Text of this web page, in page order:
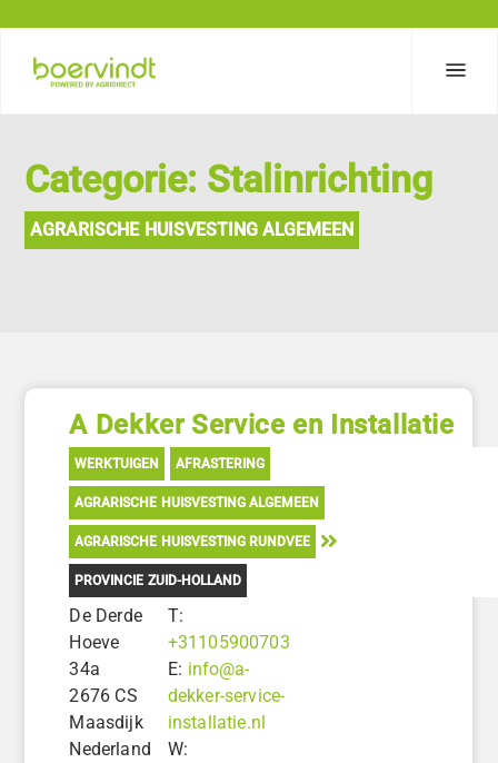
Categorie: Stalinrichting
AGRARISCHE HUISVESTING ALGEMEEN
A Dekker Service en Installatie
WERKTUIGEN AFRASTERING
AGRARISCHE HUISVESTING ALGEMEEN
AGRARISCHE HUISVESTING RUNDVEE
PROVINCIE ZUID-HOLLAND
De Derde
Hoeve
34a
2676 CS
Maasdijk
Nederland
T:
+31105900703
E: info@a-
dekker-service-
installatie.nl
W: